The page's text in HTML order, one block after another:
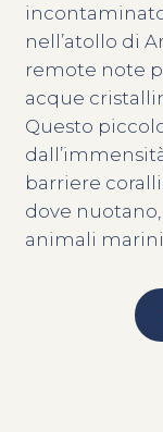
nell’atollo di
remote note
acque
Questo
barriere
dove
animali